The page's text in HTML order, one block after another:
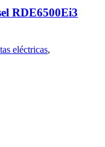
RDE6500Ei3
eléctricas,